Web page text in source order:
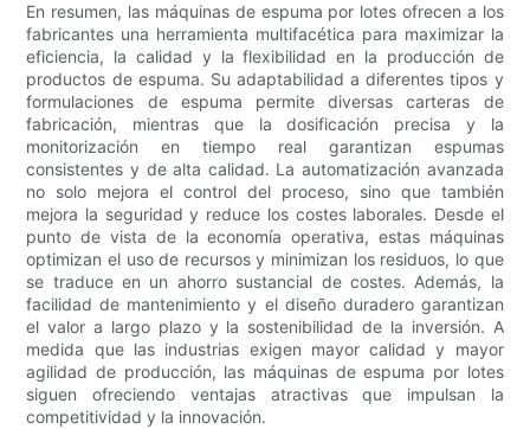
En resumen, las máquinas de espuma por lotes ofrecen a los
fabricantes una herramienta multifacética para maximizar la
eficiencia, la calidad y la flexibilidad en la producción de
productos de espuma. Su adaptabilidad a diferentes tipos y
formulaciones de espuma permite diversas carteras de
fabricación, mientras que la dosificación precisa y la
monitorización en tiempo real garantizan espumas
consistentes y de alta calidad. La automatización avanzada
no solo mejora el control del proceso, sino que también
mejora la seguridad y reduce los costes laborales. Desde el
punto de vista de la economía operativa, estas máquinas
optimizan el uso de recursos y minimizan los residuos, lo que
se traduce en un ahorro sustancial de costes. Además, la
facilidad de mantenimiento y el diseño duradero garantizan
el valor a largo plazo y la sostenibilidad de la inversión. A
medida que las industrias exigen mayor calidad y mayor
agilidad de producción, las máquinas de espuma por lotes
siguen ofreciendo ventajas atractivas que impulsan la
competitividad y la innovación.